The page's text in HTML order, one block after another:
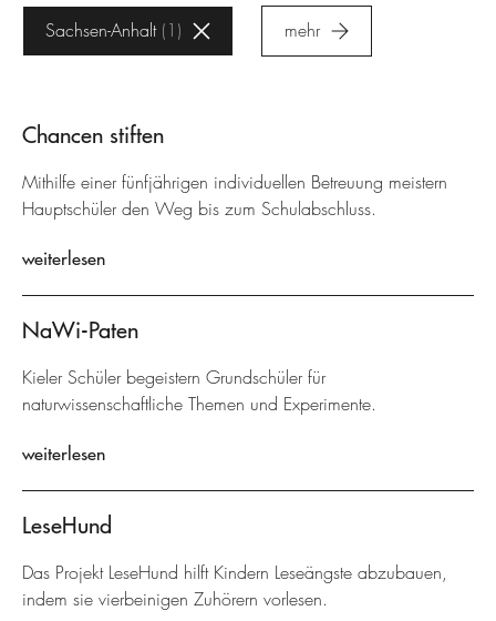
Sachsen-Anhalt 1 mehr
Chancen stiften
Mithilfe einer fünfjährigen individuellen Betreuung meistern
Hauptschüler den Weg bis zum Schulabschluss.
weiterlesen
NaWi-Paten
Kieler Schüler begeistern Grundschüler für
naturwissenschaftliche Themen und Experimente.
weiterlesen
LeseHund
Das Projekt LeseHund hilft Kindern Leseängste abzubauen,
indem sie vierbeinigen Zuhörern vorlesen.